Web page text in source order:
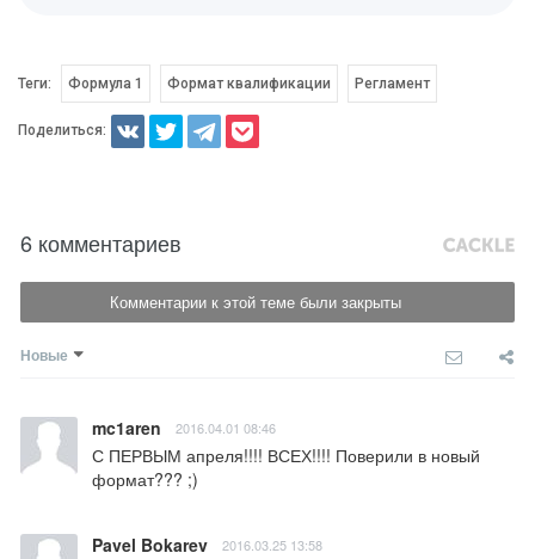
Теги: Формула 1 Формат квалификации Регламент
Поделиться:
6 комментариев
Комментарии к этой теме были закрыты
Новые
mc1aren 2016.04.01 08:46
С ПЕРВЫМ апреля!!!! ВСЕХ!!!! Поверили в новый
формат??? ;)
Pavel Bokarev 2016.03.25 13:58